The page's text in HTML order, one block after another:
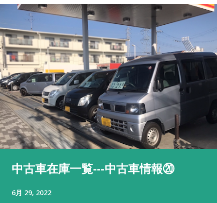
中古車在庫一覧---中古車情報⑳
6月 29, 2022